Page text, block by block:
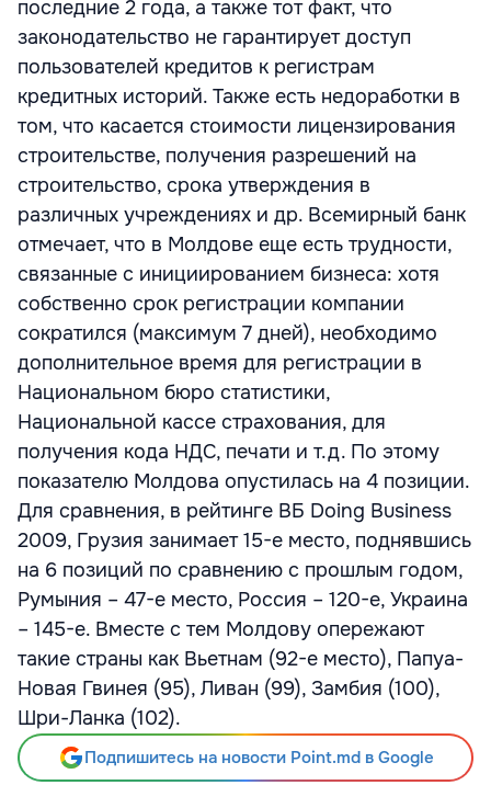
последние 2 года, а также тот факт, что
законодательство не гарантирует доступ
пользователей кредитов к регистрам
кредитных историй. Также есть недоработки в
том, что касается стоимости лицензирования
строительстве, получения разрешений на
строительство, срока утверждения в
различных учреждениях и др. Всемирный банк
отмечает, что в Молдове еще есть трудности,
связанные с инициированием бизнеса: хотя
собственно срок регистрации компании
сократился (максимум 7 дней), необходимо
дополнительное время для регистрации в
Национальном бюро статистики,
Национальной кассе страхования, для
получения кода НДС, печати и т.д. По этому
показателю Молдова опустилась на 4 позиции.
Для сравнения, в рейтинге ВБ Doing Business
2009, Грузия занимает 15-е место, поднявшись
на 6 позиций по сравнению с прошлым годом,
Румыния – 47-е место, Россия – 120-е, Украина
– 145-е. Вместе с тем Молдову опережают
такие страны как Вьетнам (92-е место), Папуа-
Новая Гвинея (95), Ливан (99), Замбия (100),
Шри-Ланка (102).
Подпишитесь на новости Point.md в Google